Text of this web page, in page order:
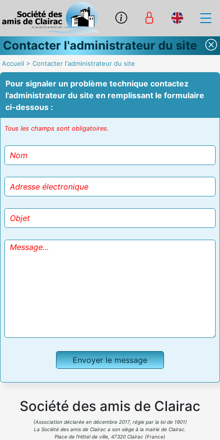
Contacter l'administrateur du site
Accueil > Contacter l'administrateur du site
Pour signaler un problème technique contactez
l'administrateur du site en remplissant le formulaire
ci-dessous :
Tous les champs sont obligatoires.
Société des amis de Clairac
(Association déclarée en décembre 2017, régie par la loi de 1901)
La Société des amis de Clairac a son siège à la mairie de Clairac.
Place de l’Hôtel de ville, 47320 Clairac (France)